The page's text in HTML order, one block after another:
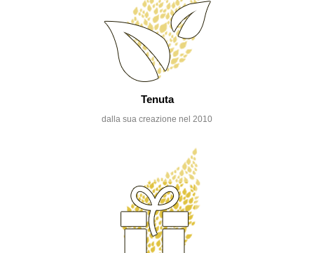
Tenuta
dalla sua creazione nel 2010